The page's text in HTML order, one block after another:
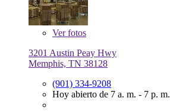
Verfotos
3201 Austin Peay Hwy
Memphis, TN 38128
(901) 334-9208
Hoy abierto de 7 a. m. - 7 p. m.